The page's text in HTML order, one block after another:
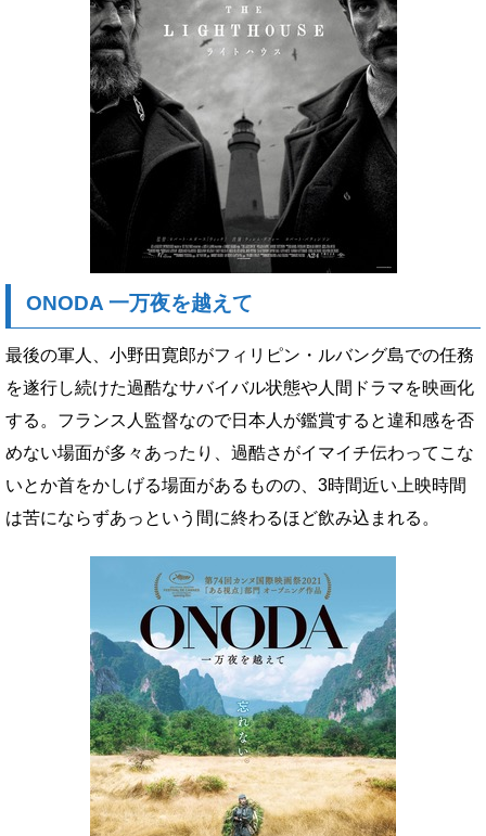
ONODA 一万夜を越えて
最後の軍人、小野田寛郎がフィリピン・ルバング島での任務
を遂行し続けた過酷なサバイバル状態や人間ドラマを映画化
する。フランス人監督なので日本人が鑑賞すると違和感を否
めない場面が多々あったり、過酷さがイマイチ伝わってこな
いとか首をかしげる場面があるものの、3時間近い上映時間
は苦にならずあっという間に終わるほど飲み込まれる。